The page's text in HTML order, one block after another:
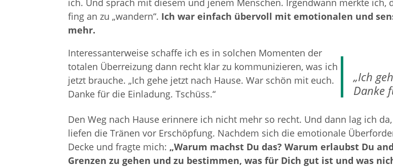
ich. Und sprach mit diesem und jenem Menschen. Irgendwann merkte
fing an zu „wandern“. Ich war einfach übervoll mit emotionalen und
mehr.
Interessanterweise schaffe ich es in solchen Momenten der
totalen Überreizung dann recht klar zu kommunizieren, was ich
jetzt brauche. „Ich gehe jetzt nach Hause. War schön mit euch.
Danke für die Einladung. Tschüss.“
„Ich
Danke
Den Weg nach Hause erinnere ich nicht mehr so recht. Und dann lag ich
liefen die Tränen vor Erschöpfung. Nachdem sich die emotionale
Decke und fragte mich: „Warum machst Du das? Warum erlaubst Du
Grenzen zu gehen und zu bestimmen, was für Dich gut ist und was